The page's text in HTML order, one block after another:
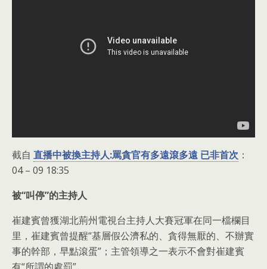
截自 直播中被換主持人:罵貪官有多遠滾多遠 已非首次 ：
04 – 09 18:35
被“叫停”的主持人
崔建賓曾獲湖北荊州電視台主持人大賽冠軍在同一檔欄目
里，崔建賓曾提醒“基層假公濟私的、貪得無厭的、不辦實
事的幹部，早點滾蛋”；主管領導之一表示不會對崔建賓